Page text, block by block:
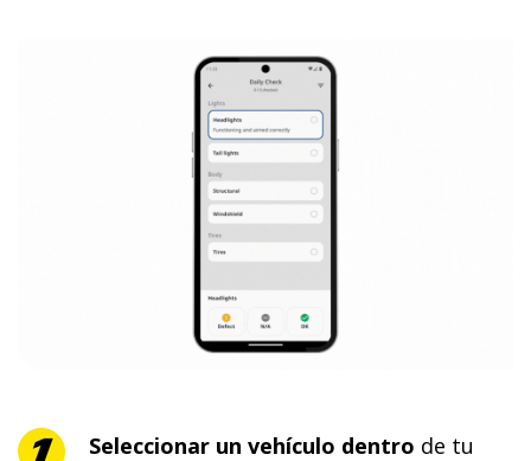
Seleccionar un vehículo dentro de tu